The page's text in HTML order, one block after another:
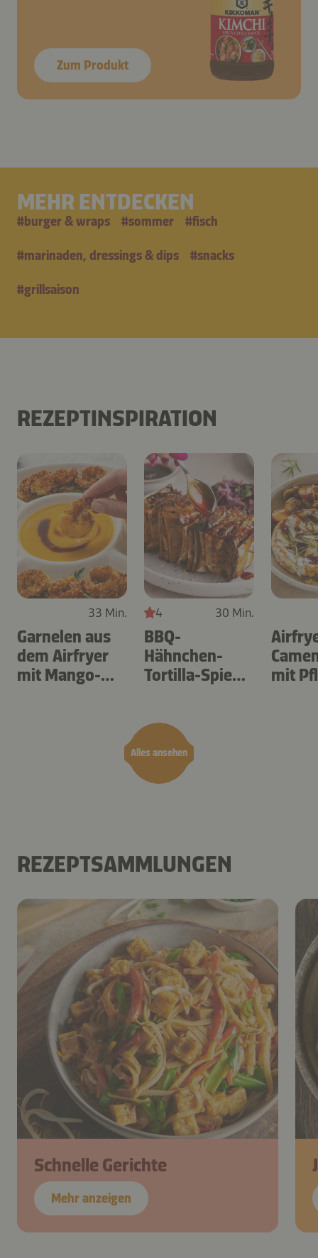
Zum Produkt
MEHR ENTDECKEN
#burger & wraps #sommer #fisch
#marinaden, dressings & dips #snacks
#grillsaison
REZEPTINSPIRATION
Alles ansehen
33 Min.
Garnelen aus
dem Airfryer
mit Mango-
4 30 Min.
BBQ-
Hähnchen-
Tortilla-Spieße
mit
REZEPTSAMMLUNGEN
Schnelle Gerichte
Mehr anzeigen